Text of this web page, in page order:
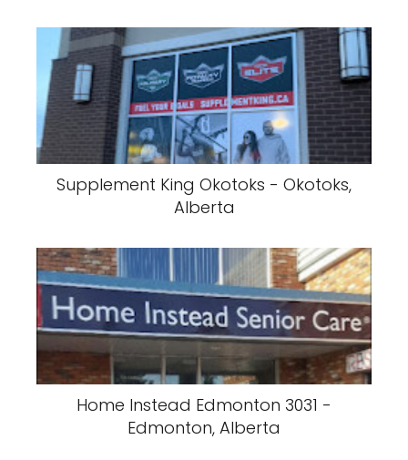
Supplement King Okotoks - Okotoks,
Alberta
Home Instead Edmonton 3031 -
Edmonton, Alberta